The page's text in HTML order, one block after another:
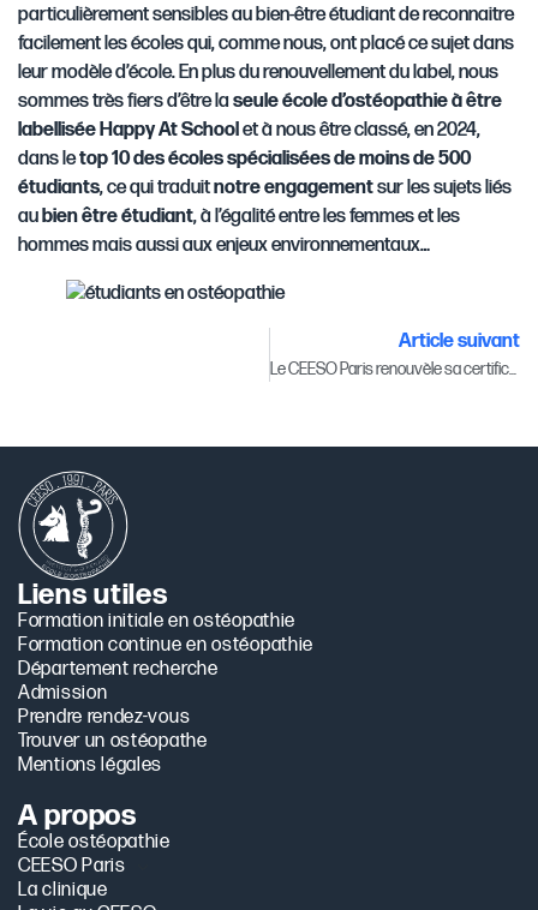
particulièrement sensibles au bien-être étudiant de reconnaitre
facilement les écoles qui, comme nous, ont placé ce sujet dans
leur modèle d’école. En plus du renouvellement du label, nous
sommes très fiers d’être laseule école d’ostéopathieà être
labellisée Happy At Schoolet à nous être classé, en 2024,
dans letop 10 des écoles spécialisées de moins de 500
étudiants, ce qui traduitnotre engagementsur les sujets liés
aubien être étudiant, à l’égalité entre les femmes et les
hommes mais aussi aux enjeux environnementaux…
Article suivant
Le CEESO Paris renouvèle sa certification Qualiopi
Liens utiles
Formation initiale en ostéopathie
Formation continue en ostéopathie
Département recherche
Admission
Prendre rendez-vous
Trouver un ostéopathe
Mentions légales
A propos
École ostéopathie
CEESO Paris
La clinique